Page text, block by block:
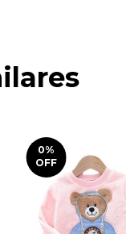
0%
OFF